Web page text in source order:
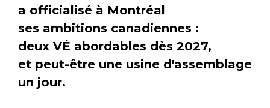
a officialisé à Montréal
ses ambitions canadiennes :
deux VÉ abordables dès 2027,
et peut-être une usine d'assemblage
un jour.